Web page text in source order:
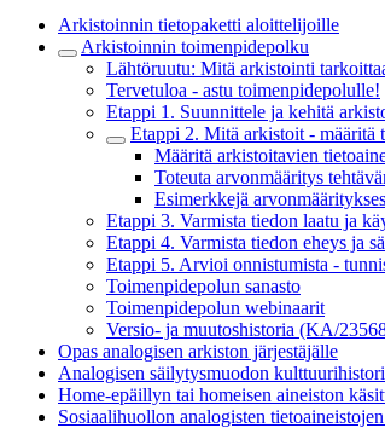
Arkistoinnin tietopaketti aloittelijoille
Arkistoinnin toimenpidepolku
Lähtöruutu: Mitä arkistointi
Tervetuloa - astu toimenpidepolulle!
Etappi 1. Suunnittele ja kehitä
Etappi 2. Mitä arkistoit - määritä
Määritä arkistoitavien
Toteuta arvonmääritys
Esimerkkejä
Etappi 3. Varmista tiedon laatu ja
Etappi 4. Varmista tiedon eheys ja
Etappi 5. Arvioi onnistumista -
Toimenpidepolun sanasto
Toimenpidepolun webinaarit
Versio- ja muutoshistoria (KA/
Opas analogisen arkiston järjestäjälle
Analogisen säilytysmuodon
Home-epäillyn tai homeisen aineiston
Sosiaalihuollon analogisten